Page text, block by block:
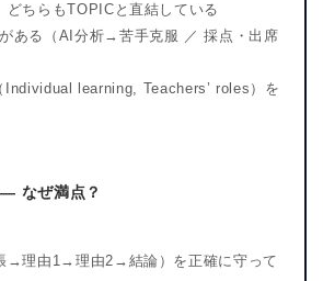
どちらもTOPICと直結している
ある（AI分析→苦手克服 ／ 採点・出席
Individual learning, Teachers’ roles）を
なぜ満点？
→理由1→理由2→結論）を正確に守って